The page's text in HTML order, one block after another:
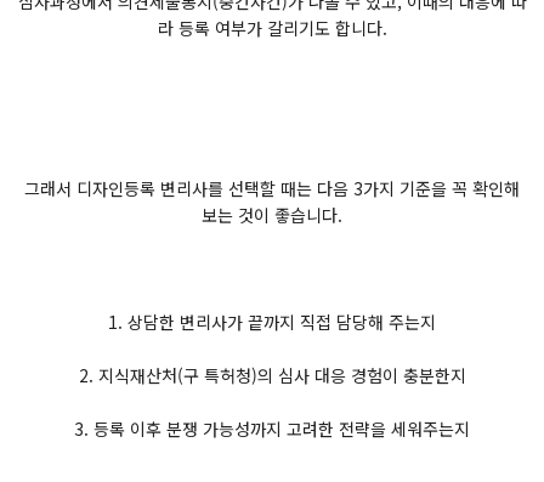
라 등록 여부가 갈리기도 합니다.
그래서 디자인등록 변리사를 선택할 때는 다음 3가지 기준을 꼭 확인해
보는 것이 좋습니다.
1. 상담한 변리사가 끝까지 직접 담당해 주는지
2. 지식재산처(구 특허청)의 심사 대응 경험이 충분한지
3. 등록 이후 분쟁 가능성까지 고려한 전략을 세워주는지